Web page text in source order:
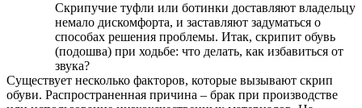
Скрипучие туфли или ботинки доставляют владельцу
немало дискомфорта, и заставляют задуматься о
способах решения проблемы. Итак, скрипит обувь
(подошва) при ходьбе: что делать, как избавиться от
звука?
Существует несколько факторов, которые вызывают скрип
обуви. Распространенная причина – брак при производстве